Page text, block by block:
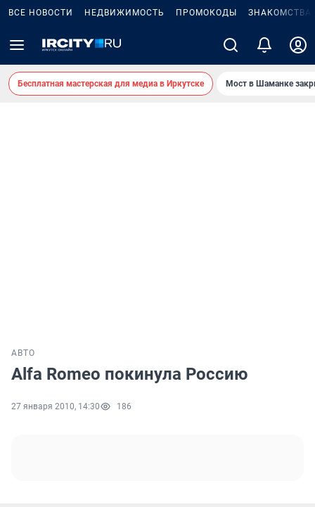
ВСЕ НОВОСТИ НЕДВИЖИМОСТЬ ПРОМОКОДЫ ЗНАКОМСТВА
Бесплатная мастерская для медиа в Иркутске Мост в Шаманке
АВТО
Alfa Romeo покинула Россию
27 января 2010, 14:30 186